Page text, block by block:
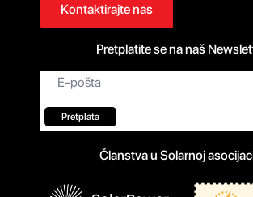
Kontaktirajte nas
Pretplatite se na naš
Email
Pretplata
Članstva u Solarnoj